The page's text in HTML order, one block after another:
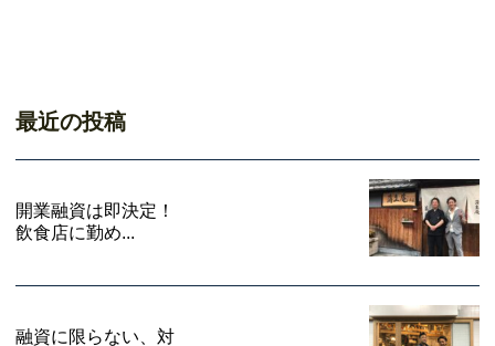
最近の投稿
開業融資は即決定！
飲食店に勤め...
融資に限らない、対